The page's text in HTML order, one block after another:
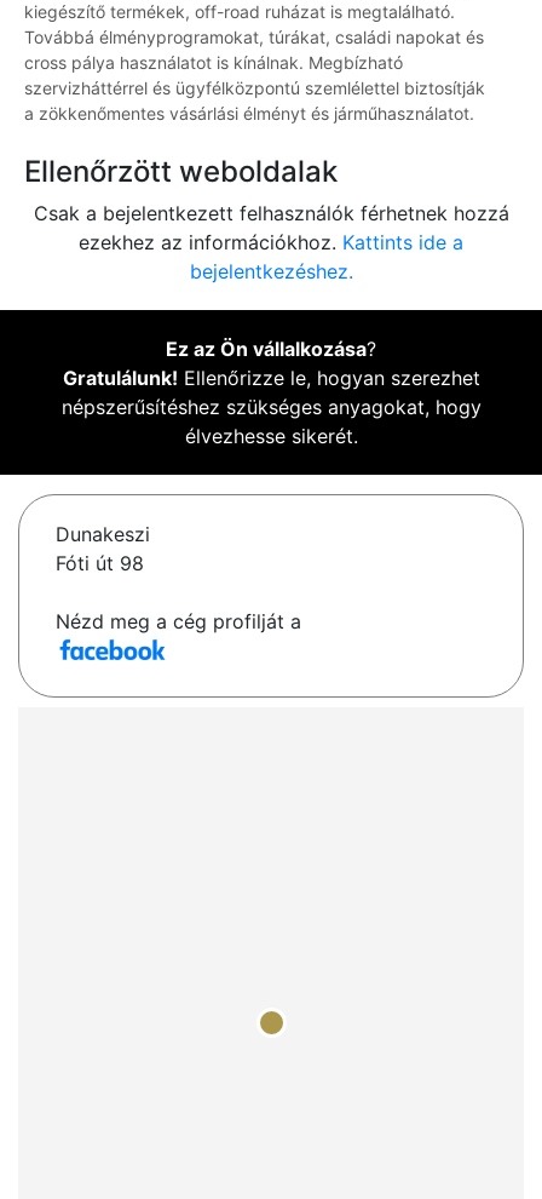
kiegészítő termékek, off-road ruházat is megtalálható.
Továbbá élményprogramokat, túrákat, családi napokat és
cross pálya használatot is kínálnak. Megbízható
szervizháttérrel és ügyfélközpontú szemlélettel biztosítják
a zökkenőmentes vásárlási élményt és járműhasználatot.
Ellenőrzött weboldalak
Csak a bejelentkezett felhasználók férhetnek hozzá
ezekhez az információkhoz. Kattints ide a
bejelentkezéshez.
Ez az Ön vállalkozása?
Gratulálunk! Ellenőrizze le, hogyan szerezhet
népszerűsítéshez szükséges anyagokat, hogy
élvezhesse sikerét.
Dunakeszi
Fóti út 98
Nézd meg a cég profilját a